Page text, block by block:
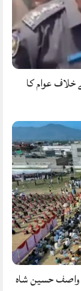
عوام کا
واصف حسین شاہ